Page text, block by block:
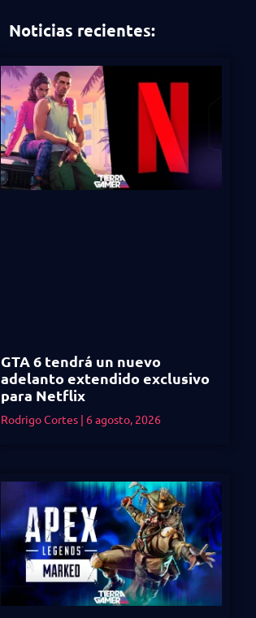
Noticias recientes:
GTA 6 tendrá un nuevo
adelanto extendido exclusivo
para Netflix
Rodrigo Cortes 6 agosto, 2026